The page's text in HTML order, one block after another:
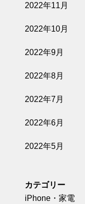
2022年11月
2022年10月
2022年9月
2022年8月
2022年7月
2022年6月
2022年5月
カテゴリー
iPhone・家電